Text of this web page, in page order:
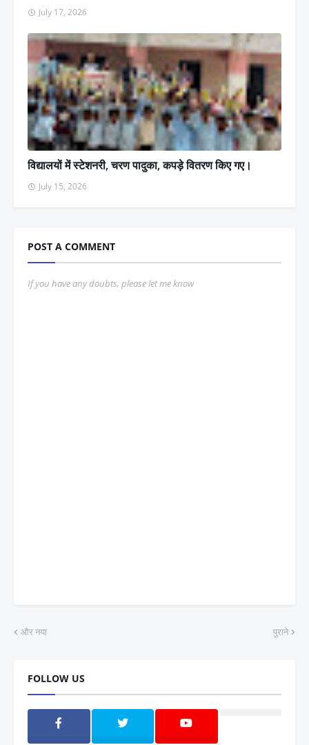
July 17, 2026
विद्यालयों में स्टेशनरी, चरण पादुका, कपड़े वितरण किए गए।
July 15, 2026
POST A COMMENT
If you have any doubts, please let me know
और नया पुराने
FOLLOW US